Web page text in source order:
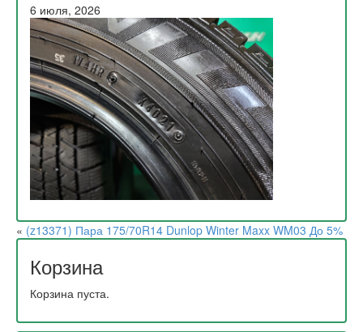
6 июля, 2026
« (z13371) Пара 175/70R14 Dunlop Winter Maxx WM03 До 5%
Корзина
Корзина пуста.